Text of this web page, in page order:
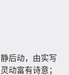
后动，由实写
动富有诗意；